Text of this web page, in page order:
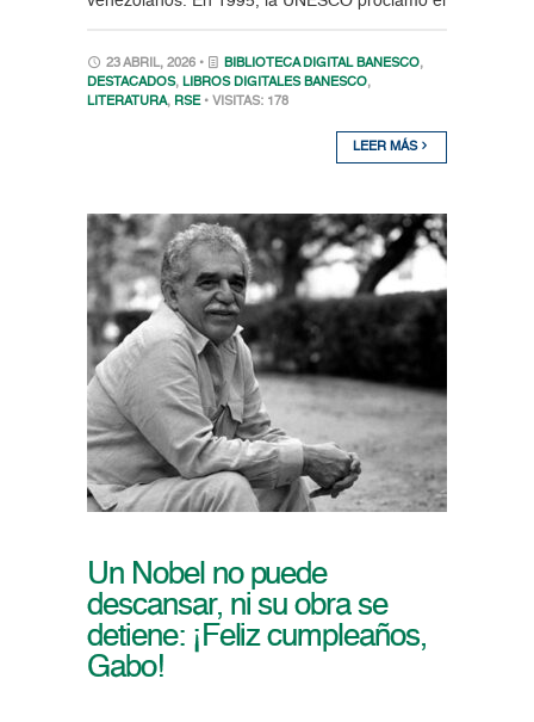
23 ABRIL, 2026 • BIBLIOTECA DIGITAL BANESCO,
DESTACADOS, LIBROS DIGITALES BANESCO,
LITERATURA, RSE • VISITAS: 178
LEER MÁS
Un Nobel no puede
descansar, ni su obra se
detiene: ¡Feliz cumpleaños,
Gabo!